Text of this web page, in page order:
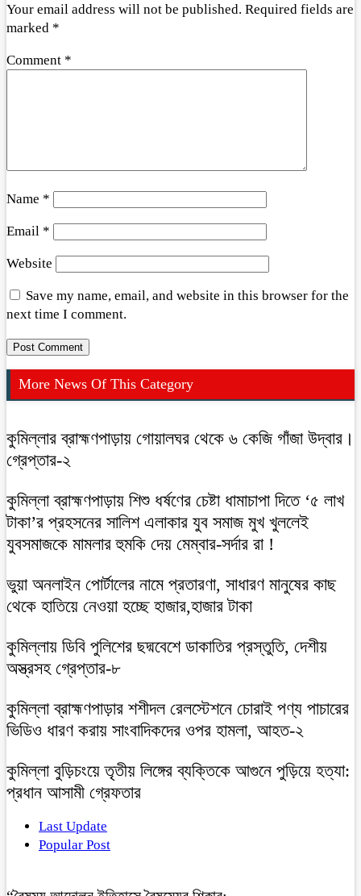
Your email address will not be published. Required fields are
marked *
Comment *
Name *
Email *
Website
Save my name, email, and website in this browser for the
next time I comment.
More News Of This Category
কুমিল্লার ব্রাহ্মণপাড়ায় গোয়ালঘর থেকে ৬ কেজি গাঁজা উদ্বার।
গ্রেপ্তার-২
কুমিল্লা ব্রাহ্মণপাড়ায় শিশু ধর্ষণের চেষ্টা ধামাচাপা দিতে ‘৫ লাখ
টাকা’র প্রহসনের সালিশ এলাকার যুব সমাজ মুখ খুললেই
যুবসমাজকে মামলার হুমকি দেয় মেম্বার-সর্দার রা !
ভুয়া অনলাইন পোর্টালের নামে প্রতারণা, সাধারণ মানুষের কাছ
থেকে হাতিয়ে নেওয়া হচ্ছে হাজার,হাজার টাকা
কুমিল্লায় ডিবি পুলিশের ছদ্মবেশে ডাকাতির প্রস্তুতি, দেশীয়
অস্ত্রসহ গ্রেপ্তার-৮
কুমিল্লা ব্রাহ্মণপাড়ার শশীদল রেলস্টেশনে চোরাই পণ্য পাচারের
ভিডিও ধারণ করায় সাংবাদিকদের ওপর হামলা, আহত-২
কুমিল্লা বুড়িচংয়ে তৃতীয় লিঙ্গের ব্যক্তিকে আগুনে পুড়িয়ে হত্যা:
প্রধান আসামী গ্রেফতার
Last Update
Popular Post